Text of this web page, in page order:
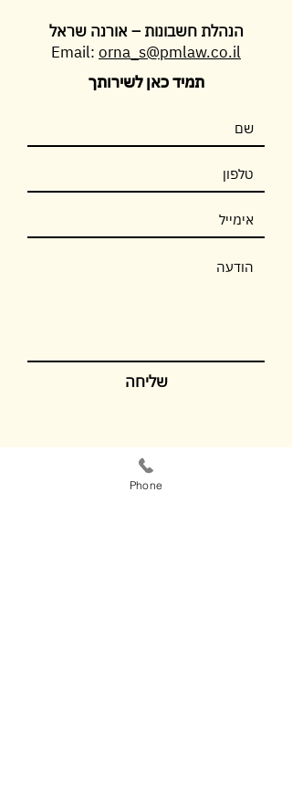
הנהלת חשבונות – אורנה שראל
Email: orna_s@pmlaw.co.il
תמיד כאן לשירותך
שליחה
Phone